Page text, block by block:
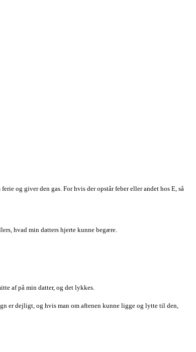
og giver den gas. For hvis der opstår feber eller andet hos E, så
hvad min datters hjerte kunne begære.
af på min datter, og det lykkes.
er dejligt, og hvis man om aftenen kunne ligge og lytte til den,